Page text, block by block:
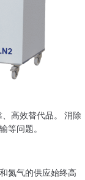
高效替代品。 消除
等问题。
氮气的供应始终高